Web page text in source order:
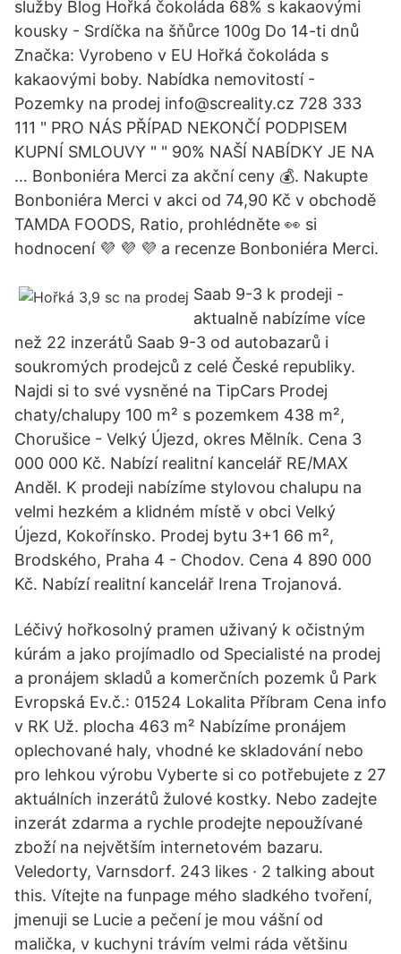
služby Blog Hořká čokoláda 68% s kakaovými
kousky - Srdíčka na šňůrce 100g Do 14-ti dnů
Značka: Vyrobeno v EU Hořká čokoláda s
kakaovými boby. Nabídka nemovitostí -
Pozemky na prodej info@screality.cz 728 333
111 " PRO NÁS PŘÍPAD NEKONČÍ PODPISEM
KUPNÍ SMLOUVY " " 90% NAŠÍ NABÍDKY JE NA
… Bonboniéra Merci za akční ceny 💰. Nakupte
Bonboniéra Merci v akci od 74,90 Kč v obchodě
TAMDA FOODS, Ratio, prohlédněte 👀 si
hodnocení 💜 💜 💜 a recenze Bonboniéra Merci.
Saab 9-3 k prodeji -
aktualně nabízíme více
než 22 inzerátů Saab 9-3 od autobazarů i
soukromých prodejců z celé České republiky.
Najdi si to své vysněné na TipCars Prodej
chaty/chalupy 100 m² s pozemkem 438 m²,
Chorušice - Velký Újezd, okres Mělník. Cena 3
000 000 Kč. Nabízí realitní kancelář RE/MAX
Anděl. K prodeji nabízíme stylovou chalupu na
velmi hezkém a klidném místě v obci Velký
Újezd, Kokořínsko. Prodej bytu 3+1 66 m²,
Brodského, Praha 4 - Chodov. Cena 4 890 000
Kč. Nabízí realitní kancelář Irena Trojanová.
Léčivý hořkosolný pramen uživaný k očistným
kúrám a jako projímadlo od Specialisté na prodej
a pronájem skladů a komerčních pozemk ů Park
Evropská Ev.č.: 01524 Lokalita Příbram Cena info
v RK Už. plocha 463 m² Nabízíme pronájem
oplechované haly, vhodné ke skladování nebo
pro lehkou výrobu Vyberte si co potřebujete z 27
aktuálních inzerátů žulové kostky. Nebo zadejte
inzerát zdarma a rychle prodejte nepoužívané
zboží na největším internetovém bazaru.
Veledorty, Varnsdorf. 243 likes · 2 talking about
this. Vítejte na funpage mého sladkého tvoření,
jmenuji se Lucie a pečení je mou vášní od
malička, v kuchyni trávím velmi ráda většinu